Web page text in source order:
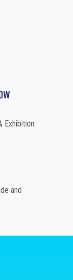
Exhibition
and